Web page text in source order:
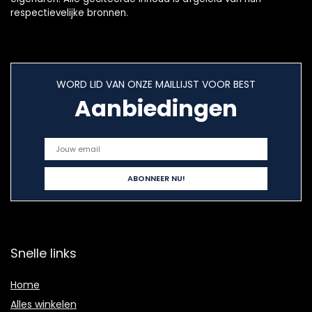
respectievelijke bronnen.
WORD LID VAN ONZE MAILLIJST VOOR BEST
Aanbiedingen
Snelle links
Home
Alles winkelen